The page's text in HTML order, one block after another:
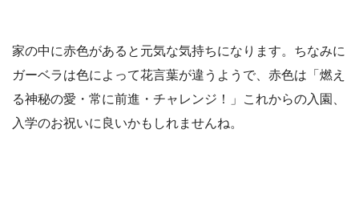
家の中に赤色があると元気な気持ちになります。ちなみに
ガーベラは色によって花言葉が違うようで、赤色は「燃え
る神秘の愛・常に前進・チャレンジ！」これからの入園、
入学のお祝いに良いかもしれませんね。